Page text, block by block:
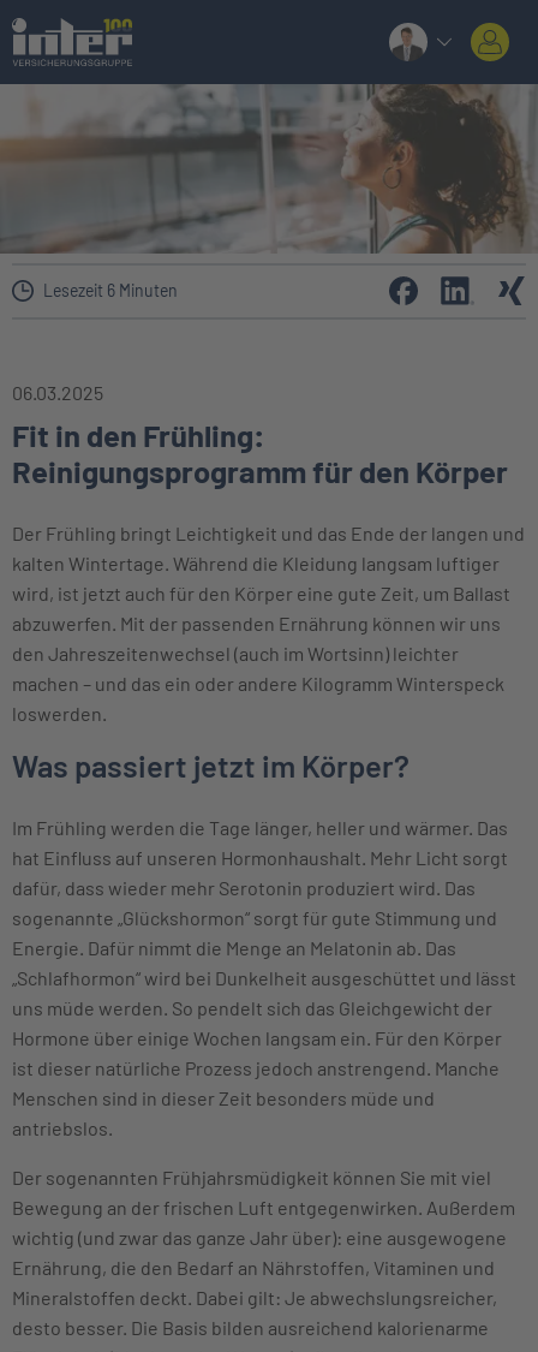
Lesezeit 6 Minuten
06.03.2025
Fit in den Frühling:
Reinigungsprogramm für den Körper
Der Frühling bringt Leichtigkeit und das Ende der langen und
kalten Wintertage. Während die Kleidung langsam luftiger
wird, ist jetzt auch für den Körper eine gute Zeit, um Ballast
abzuwerfen. Mit der passenden Ernährung können wir uns
den Jahreszeitenwechsel (auch im Wortsinn) leichter
machen – und das ein oder andere Kilogramm Winterspeck
loswerden.
Was passiert jetzt im Körper?
Im Frühling werden die Tage länger, heller und wärmer. Das
hat Einfluss auf unseren Hormonhaushalt. Mehr Licht sorgt
dafür, dass wieder mehr Serotonin produziert wird. Das
sogenannte „Glückshormon“ sorgt für gute Stimmung und
Energie. Dafür nimmt die Menge an Melatonin ab. Das
„Schlafhormon“ wird bei Dunkelheit ausgeschüttet und lässt
uns müde werden. So pendelt sich das Gleichgewicht der
Hormone über einige Wochen langsam ein. Für den Körper
ist dieser natürliche Prozess jedoch anstrengend. Manche
Menschen sind in dieser Zeit besonders müde und
antriebslos.
Der sogenannten Frühjahrsmüdigkeit können Sie mit viel
Bewegung an der frischen Luft entgegenwirken. Außerdem
wichtig (und zwar das ganze Jahr über): eine ausgewogene
Ernährung, die den Bedarf an Nährstoffen, Vitaminen und
Mineralstoffen deckt. Dabei gilt: Je abwechslungsreicher,
desto besser. Die Basis bilden ausreichend kalorienarme